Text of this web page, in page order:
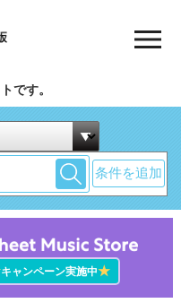
です。
条件を追加
キャンペーン実施中★